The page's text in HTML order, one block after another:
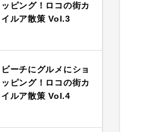
ッピング！ロコの街カ
イルア散策 Vol.3
PLAY
ビーチにグルメにショ
ッピング！ロコの街カ
イルア散策 Vol.4